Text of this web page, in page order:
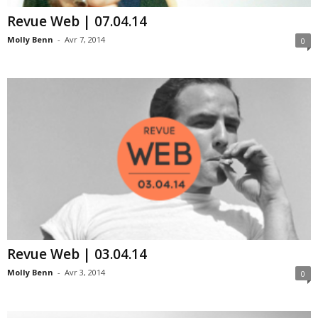
Revue Web | 07.04.14
Molly Benn - Avr 7, 2014 0
Revue Web | 03.04.14
Molly Benn - Avr 3, 2014 0